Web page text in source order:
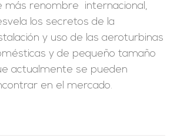
más renombre internacional,
los secretos de la
y uso de las aeroturbinas
y de pequeño tamaño
actualmente se pueden
en el mercado.